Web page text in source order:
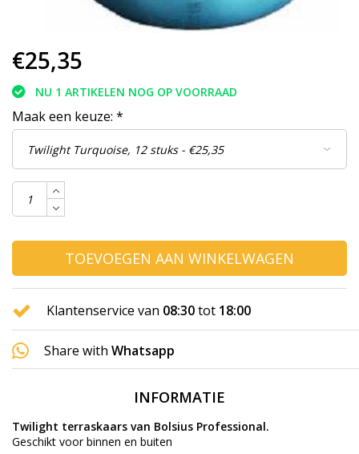
€25,35
NU 1 ARTIKELEN NOG OP VOORRAAD
Maak een keuze: *
TOEVOEGEN AAN WINKELWAGEN
Klantenservice van 08:30tot 18:00
Share with Whatsapp
INFORMATIE
Twilight terraskaars van Bolsius Professional.
Geschikt voor binnen en buiten